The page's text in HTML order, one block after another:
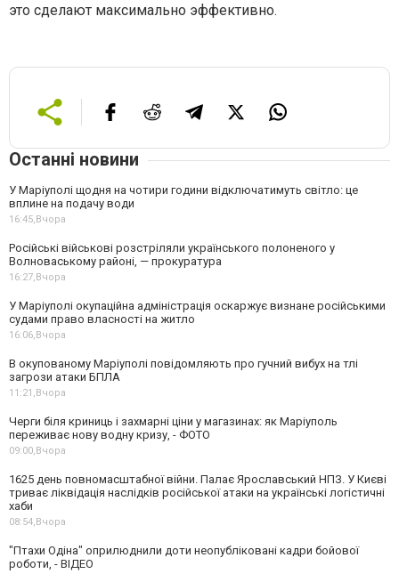
это сделают максимально эффективно.
Останні новини
У Маріуполі щодня на чотири години відключатимуть світло: це
вплине на подачу води
16:45,Вчора
Російські військові розстріляли українського полоненого у
Волноваському районі, — прокуратура
16:27,Вчора
У Маріуполі окупаційна адміністрація оскаржує визнане російськими
судами право власності на житло
16:06,Вчора
В окупованому Маріуполі повідомляють про гучний вибух на тлі
загрози атаки БПЛА
11:21,Вчора
Черги біля криниць і захмарні ціни у магазинах: як Маріуполь
переживає нову водну кризу, - ФОТО
09:00,Вчора
1625 день повномасштабної війни. Палає Ярославський НПЗ. У Києві
триває ліквідація наслідків російської атаки на українські логістичні
хаби
08:54,Вчора
"Птахи Одіна" оприлюднили доти неопубліковані кадри бойової
роботи, - ВІДЕО